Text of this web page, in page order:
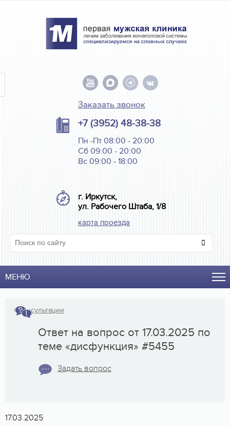
Заказать звонок
+7 (3952) 48-38-38
Пн -Пт 08:00 - 20:00
Сб 09:00 - 20:00
Вс 09:00 - 18:00
г. Иркутск,
ул. Рабочего Штаба, 1/8
карта проезда
МЕНЮ
↑Консультации
Ответ на вопрос от 17.03.2025 по
теме «дисфункция» #5455
Задать вопрос
17.03.2025